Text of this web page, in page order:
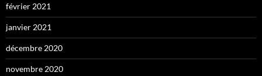
février 2021
janvier 2021
décembre 2020
novembre 2020